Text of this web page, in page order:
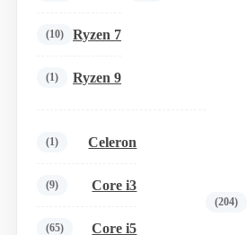
(204)
Ryzen 7
(10)
Ryzen 9
(1)
Celeron
(1)
Core i3
(9)
Core i5
(65)